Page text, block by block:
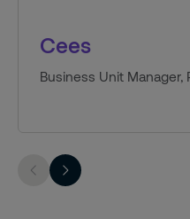
Cees
Business Unit Manager,